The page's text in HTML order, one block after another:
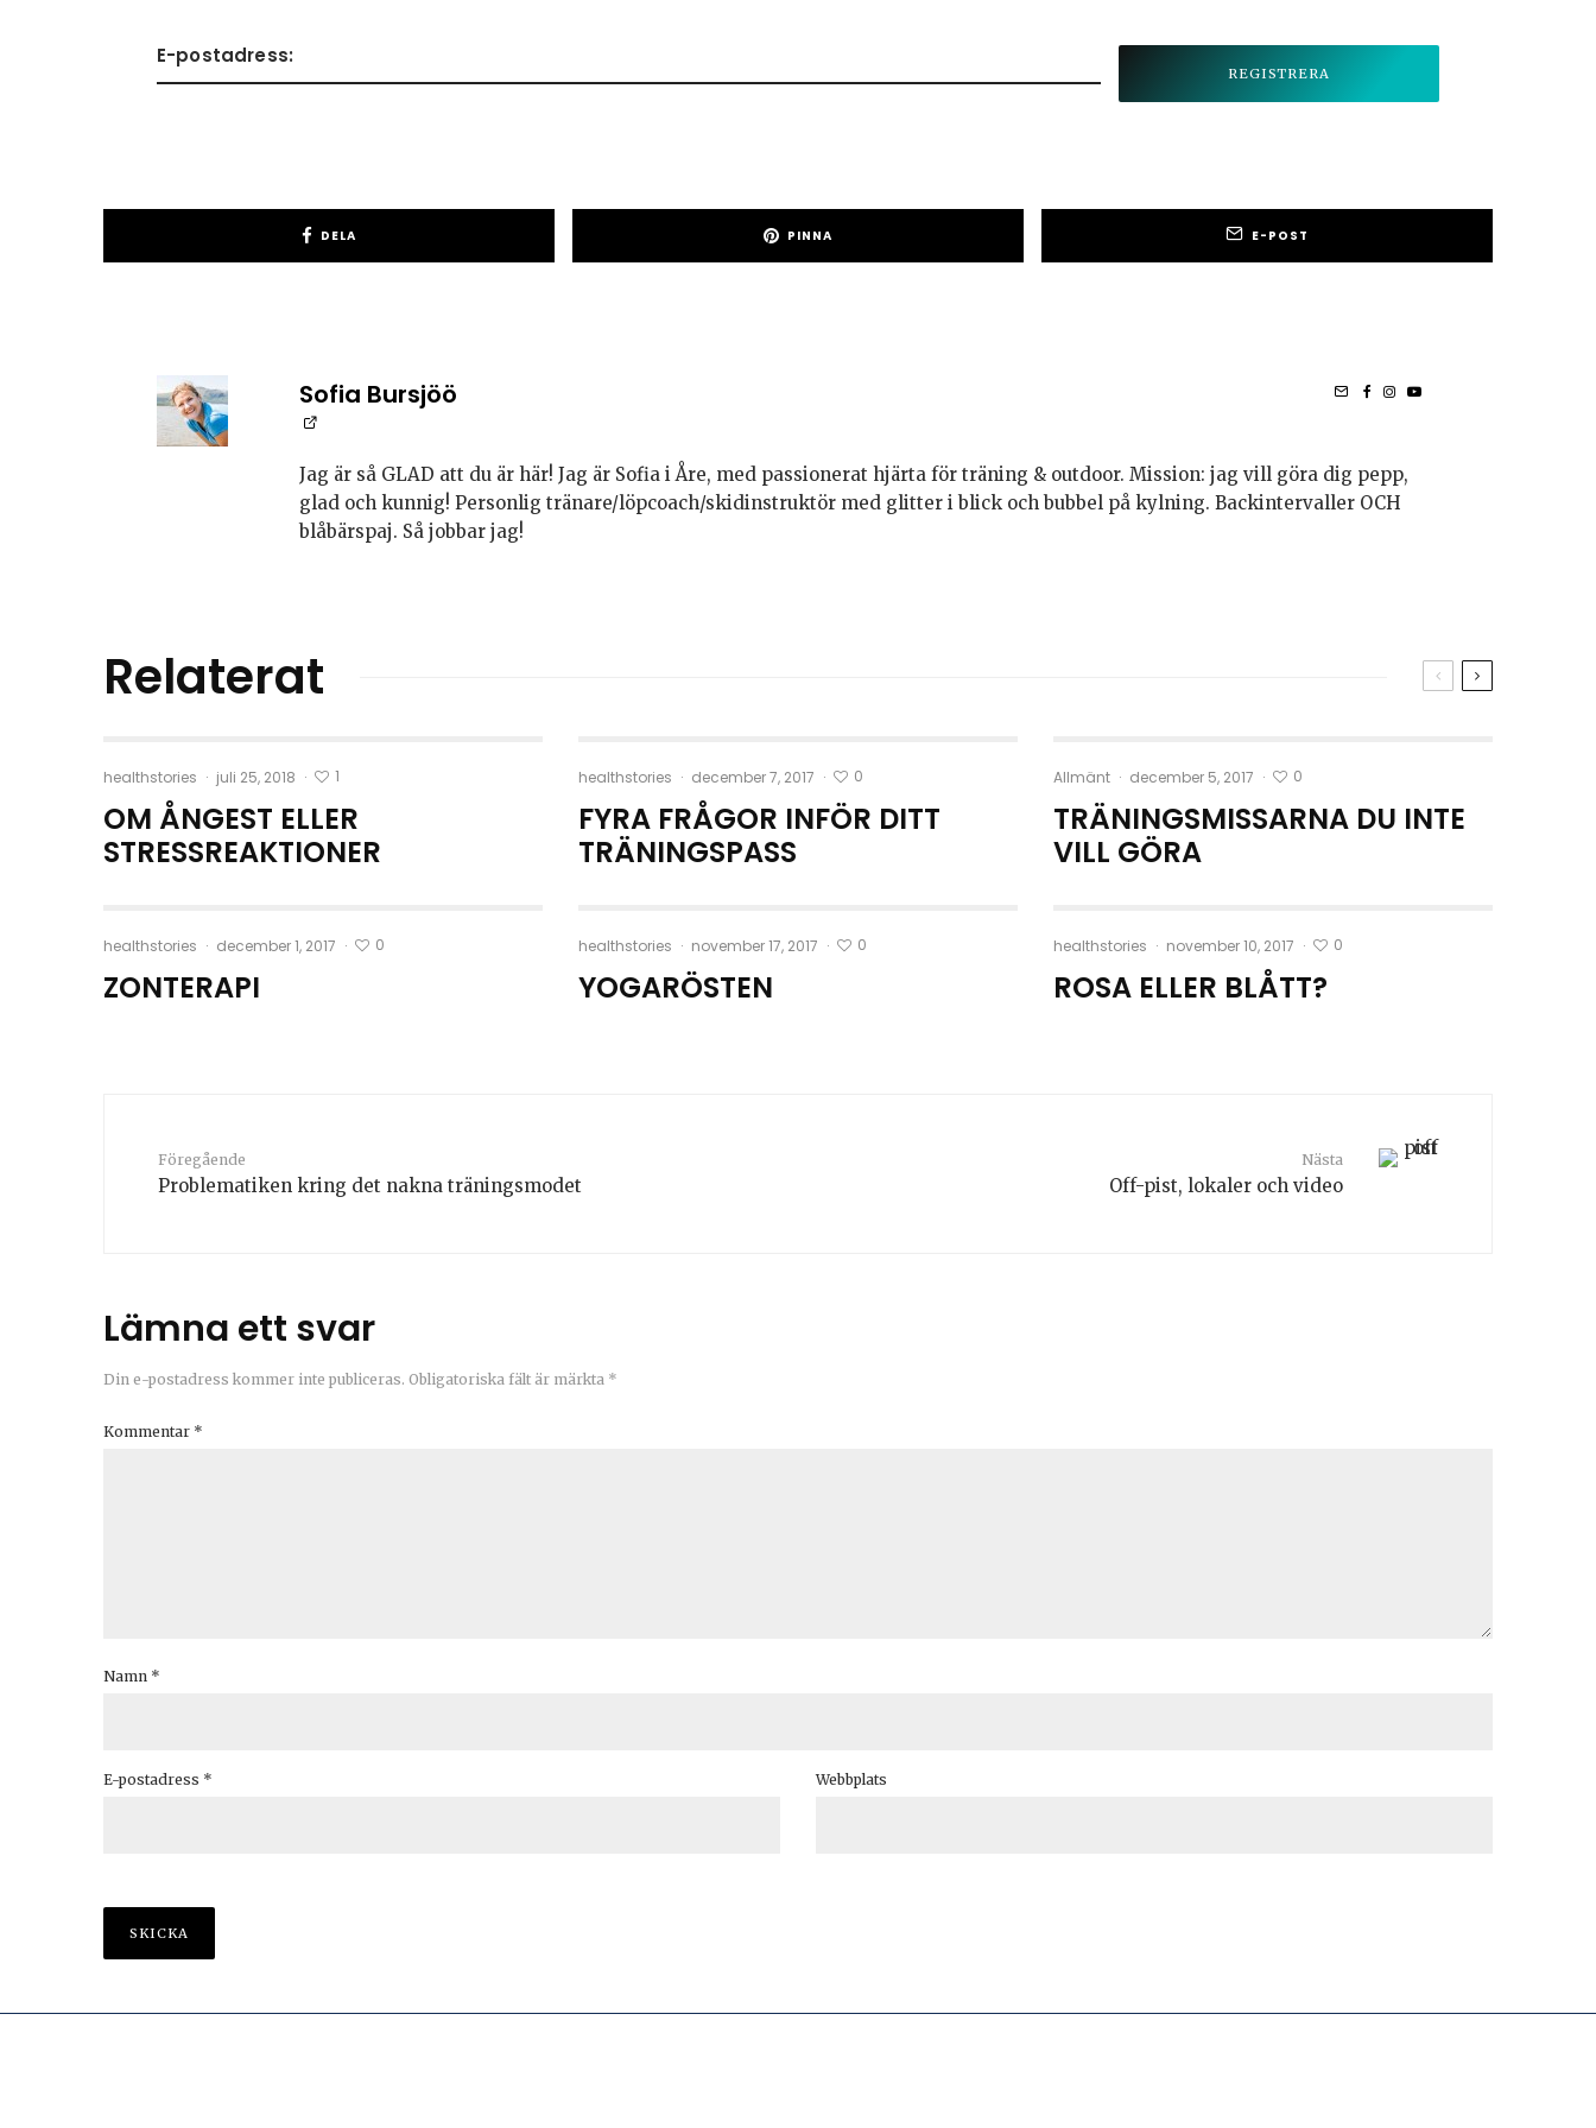
DELA PINNA E-POST
Sofia Bursjöö
Jag är så GLAD att du är här! Jag är Sofia i Åre, med passionerat hjärta för träning & outdoor. Mission: jag vill göra dig pepp,
glad och kunnig! Personlig tränare/löpcoach/skidinstruktör med glitter i blick och bubbel på kylning. Backintervaller OCH
blåbärspaj. Så jobbar jag!
Relaterat
healthstories · juli 25, 2018 · 1
OM ÅNGEST ELLER
STRESSREAKTIONER
healthstories · december 7, 2017 · 0
FYRA FRÅGOR INFÖR DITT
TRÄNINGSPASS
Allmänt · december 5, 2017 · 0
TRÄNINGSMISSARNA DU INTE
VILL GÖRA
healthstories · december 1, 2017 · 0
ZONTERAPI
healthstories · november 17, 2017 · 0
YOGARÖSTEN
healthstories · november 10, 2017 · 0
ROSA ELLER BLÅTT?
Föregående
Problematiken kring det nakna träningsmodet
Nästa
Off-pist, lokaler och video
Lämna ett svar
Din e-postadress kommer inte publiceras. Obligatoriska fält är märkta *
Kommentar *
Namn *
E-postadress * Webbplats